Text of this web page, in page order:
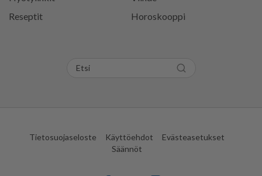
Reseptit
Horoskooppi
Tietosuojaseloste Käyttöehdot
Evästeasetukset
Säännöt